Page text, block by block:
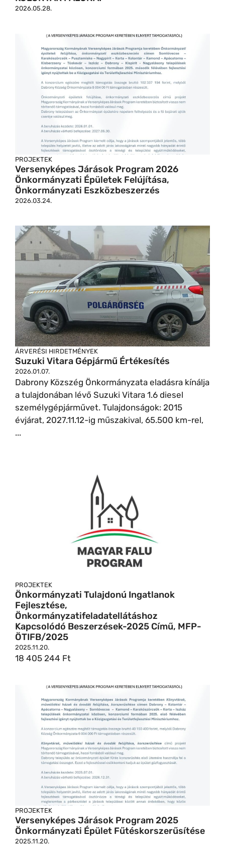
2026.05.28.
PROJEKTEK
Versenyképes Járások Program 2026
Önkormányzati Épületek Felújítása,
Önkormányzati Eszközbeszerzés
2026.03.24.
ÁRVERÉSI HIRDETMÉNYEK
Suzuki Vitara Gépjármű Értékesítés
2026.01.07.
Dabrony Közszég Önkormányzata eladásra kínálja
a tulajdonában lévő Suzuki Vitara 1.6 diesel
személygépjárművet. Tulajdonságok: 2015
évjárat, 2027.11.12-ig műszakival, 65.500 km-rel,
...
PROJEKTEK
Önkormányzati Tulajdonú Ingatlanok
Fejlesztése,
Önkormányzatifeladatellátáshoz
Kapcsolódó Beszerzések-2025 Című, MFP-
ÖTIFB/2025
2025.11.20.
18 405 244 Ft
PROJEKTEK
Versenyképes Járások Program 2025
Önkormányzati Épület Fűtéskorszerűsítése
2025.11.20.